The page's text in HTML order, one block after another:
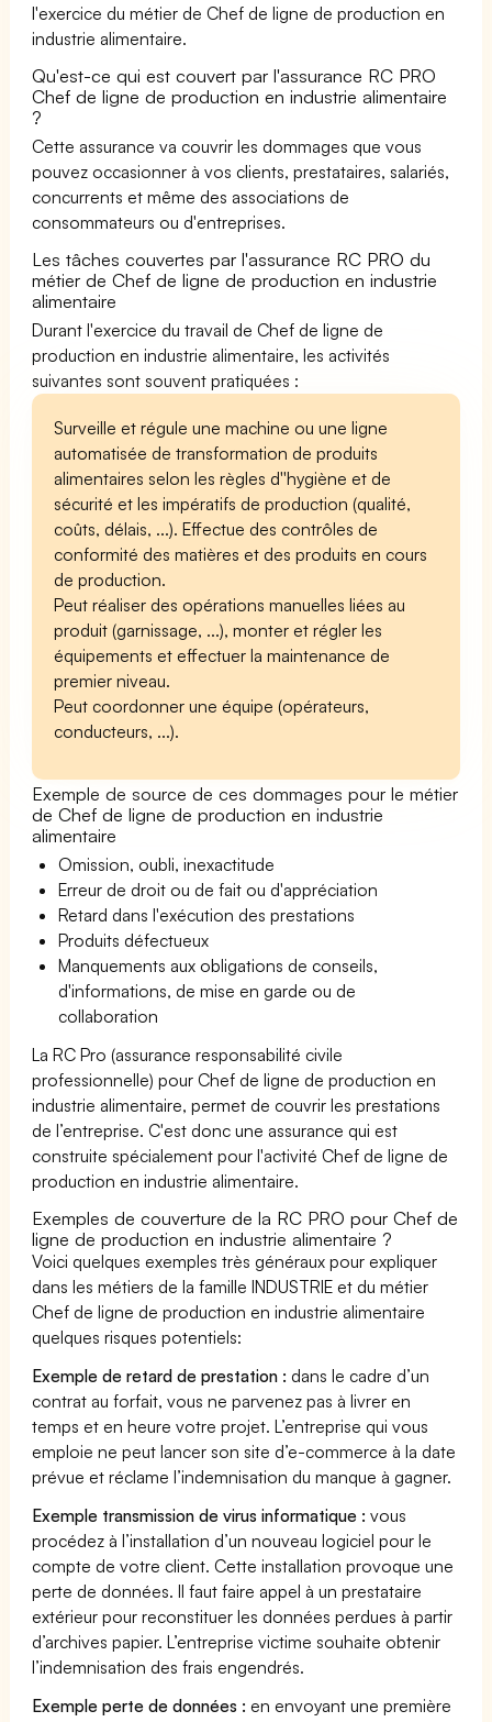
l'exercice du métier de Chef de ligne de production en
industrie alimentaire.
Qu'est-ce qui est couvert par l'assurance RC PRO
Chef de ligne de production en industrie alimentaire
?
Cette assurance va couvrir les dommages que vous
pouvez occasionner à vos clients, prestataires, salariés,
concurrents et même des associations de
consommateurs ou d'entreprises.
Les tâches couvertes par l'assurance RC PRO du
métier de Chef de ligne de production en industrie
alimentaire
Durant l'exercice du travail de Chef de ligne de
production en industrie alimentaire, les activités
suivantes sont souvent pratiquées :
Surveille et régule une machine ou une ligne
automatisée de transformation de produits
alimentaires selon les règles d''hygiène et de
sécurité et les impératifs de production (qualité,
coûts, délais, ...). Effectue des contrôles de
conformité des matières et des produits en cours
de production.
Peut réaliser des opérations manuelles liées au
produit (garnissage, ...), monter et régler les
équipements et effectuer la maintenance de
premier niveau.
Peut coordonner une équipe (opérateurs,
conducteurs, ...).
Exemple de source de ces dommages pour le métier
de Chef de ligne de production en industrie
alimentaire
Omission, oubli, inexactitude
Erreur de droit ou de fait ou d'appréciation
Retard dans l'exécution des prestations
Produits défectueux
Manquements aux obligations de conseils,
d'informations, de mise en garde ou de
collaboration
La RC Pro (assurance responsabilité civile
professionnelle) pour Chef de ligne de production en
industrie alimentaire, permet de couvrir les prestations
de l’entreprise. C'est donc une assurance qui est
construite spécialement pour l'activité Chef de ligne de
production en industrie alimentaire.
Exemples de couverture de la RC PRO pour Chef de
ligne de production en industrie alimentaire ?
Voici quelques exemples très généraux pour expliquer
dans les métiers de la famille INDUSTRIE et du métier
Chef de ligne de production en industrie alimentaire
quelques risques potentiels:
Exemple de retard de prestation : dans le cadre d’un
contrat au forfait, vous ne parvenez pas à livrer en
temps et en heure votre projet. L’entreprise qui vous
emploie ne peut lancer son site d’e-commerce à la date
prévue et réclame l’indemnisation du manque à gagner.
Exemple transmission de virus informatique : vous
procédez à l’installation d’un nouveau logiciel pour le
compte de votre client. Cette installation provoque une
perte de données. Il faut faire appel à un prestataire
extérieur pour reconstituer les données perdues à partir
d’archives papier. L’entreprise victime souhaite obtenir
l’indemnisation des frais engendrés.
Exemple perte de données : en envoyant une première